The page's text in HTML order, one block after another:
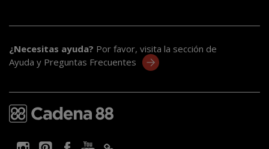
¿Necesitas ayuda? Por favor, visita la sección de
Ayuda y Preguntas Frecuentes